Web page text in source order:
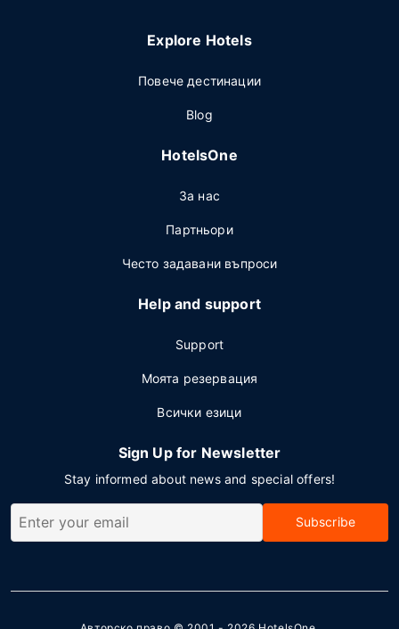
Explore Hotels
Повече дестинации
Blog
HotelsOne
За нас
Партньори
Често задавани въпроси
Help and support
Support
Моята резервация
Всички езици
Sign Up for Newsletter
Stay informed about news and special offers!
Subscribe